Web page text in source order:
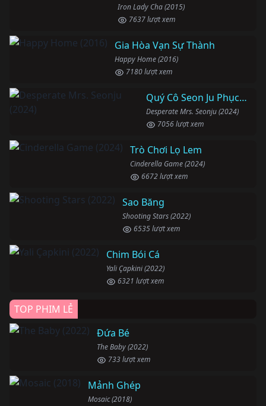
Iron Lady Cha (2015)
7637 lượt xem
Gia Hòa Vạn Sự Thành
Happy Home (2016)
7180 lượt xem
Quý Cô Seon Ju Phục Thù
Desperate Mrs. Seonju (2024)
7056 lượt xem
Trò Chơi Lọ Lem
Cinderella Game (2024)
6672 lượt xem
Sao Băng
Shooting Stars (2022)
6535 lượt xem
Chim Bói Cá
Yali Çapkini (2022)
6321 lượt xem
TOP PHIM LẺ
Đứa Bé
The Baby (2022)
733 lượt xem
Mảnh Ghép
Mosaic (2018)